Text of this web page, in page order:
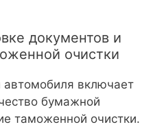
документов и
очистки
включает
бумажной
таможенной очистки.